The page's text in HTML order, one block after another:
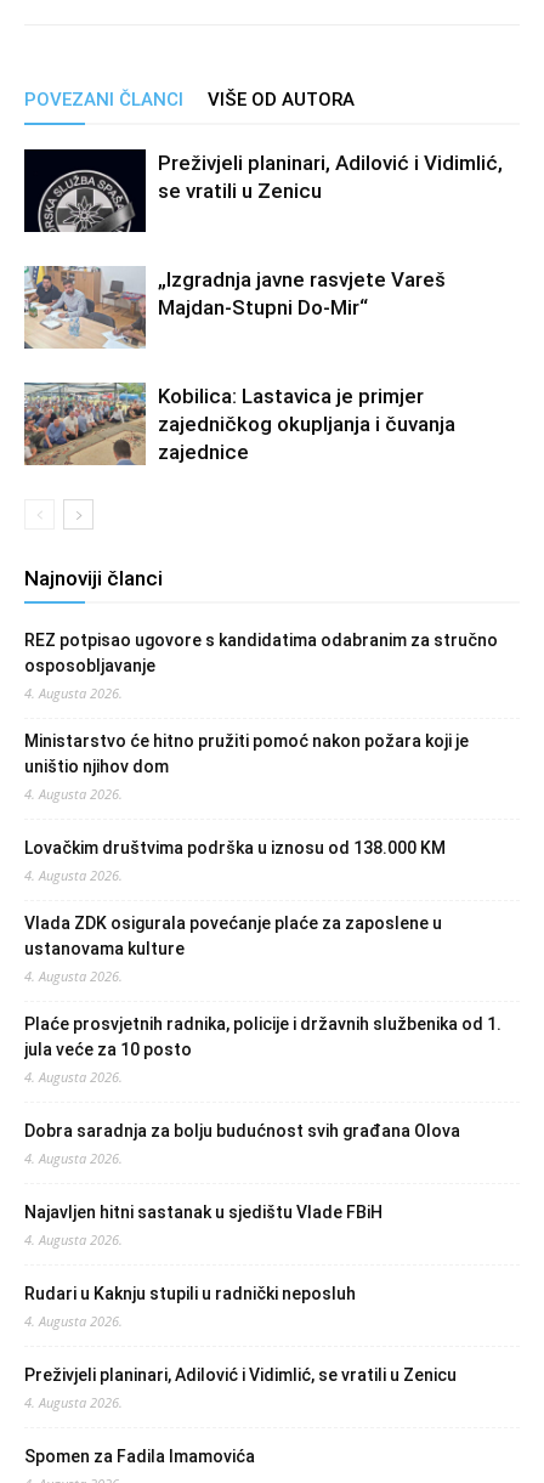
POVEZANI ČLANCI VIŠE OD AUTORA
Preživjeli planinari, Adilović i Vidimlić,
se vratili u Zenicu
„Izgradnja javne rasvjete Vareš
Majdan-Stupni Do-Mir“
Kobilica: Lastavica je primjer
zajedničkog okupljanja i čuvanja
zajednice
Najnoviji članci
REZ potpisao ugovore s kandidatima odabranim za stručno
osposobljavanje
4. Augusta 2026.
Ministarstvo će hitno pružiti pomoć nakon požara koji je
uništio njihov dom
4. Augusta 2026.
Lovačkim društvima podrška u iznosu od 138.000 KM
4. Augusta 2026.
Vlada ZDK osigurala povećanje plaće za zaposlene u
ustanovama kulture
4. Augusta 2026.
Plaće prosvjetnih radnika, policije i državnih službenika od 1.
jula veće za 10 posto
4. Augusta 2026.
Dobra saradnja za bolju budućnost svih građana Olova
4. Augusta 2026.
Najavljen hitni sastanak u sjedištu Vlade FBiH
4. Augusta 2026.
Rudari u Kaknju stupili u radnički neposluh
4. Augusta 2026.
Preživjeli planinari, Adilović i Vidimlić, se vratili u Zenicu
4. Augusta 2026.
Spomen za Fadila Imamovića